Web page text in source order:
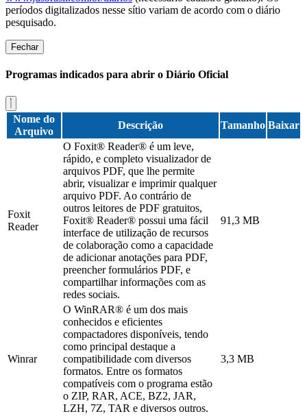
períodos digitalizados nesse sítio variam de acordo com o diário
pesquisado.
Fechar
Programas indicados para abrir o Diário Oficial
Nome do
Arquivo
Descrição Tamanho Baixar
Foxit
Reader
O Foxit® Reader® é um leve,
rápido, e completo visualizador de
arquivos PDF, que lhe permite
abrir, visualizar e imprimir qualquer
arquivo PDF. Ao contrário de
outros leitores de PDF gratuitos,
Foxit® Reader® possui uma fácil
interface de utilização de recursos
de colaboração como a capacidade
de adicionar anotações para PDF,
preencher formulários PDF, e
compartilhar informações com as
redes sociais.
91,3 MB
Winrar
O WinRAR® é um dos mais
conhecidos e eficientes
compactadores disponíveis, tendo
como principal destaque a
compatibilidade com diversos
formatos. Entre os formatos
compatíveis com o programa estão
o ZIP, RAR, ACE, BZ2, JAR,
LZH, 7Z, TAR e diversos outros.
3,3 MB